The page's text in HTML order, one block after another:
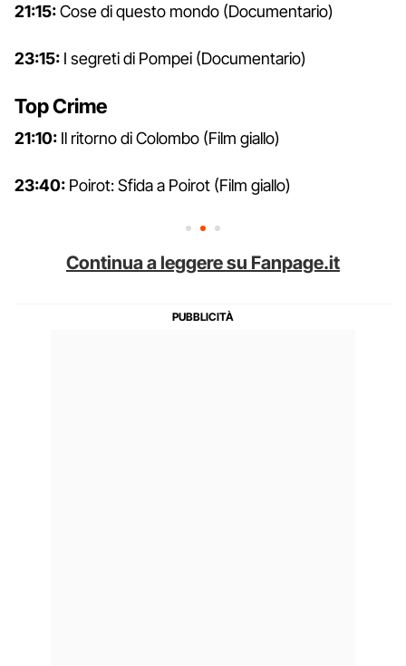
21:15:Cose di questo mondo (Documentario)
23:15: I segreti di Pompei (Documentario)
Top Crime
21:10: Il ritorno di Colombo (Film giallo)
23:40: Poirot: Sfida a Poirot (Film giallo)
Continua a leggere su Fanpage.it